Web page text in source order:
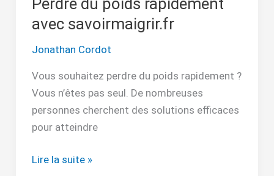
avec savoirmaigrir.fr
Jonathan Cordot
Vous souhaitez perdre du poids rapidement ?
Vous n’êtes pas seul. De nombreuses
personnes cherchent des solutions efficaces
pour atteindre
Lire la suite »